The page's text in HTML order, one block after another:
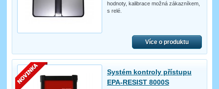
hodnoty, kalibrace možná zákazníkem,
s relé.
Více o produktu
Systém kontroly přístupu
EPA-RESIST 8000S